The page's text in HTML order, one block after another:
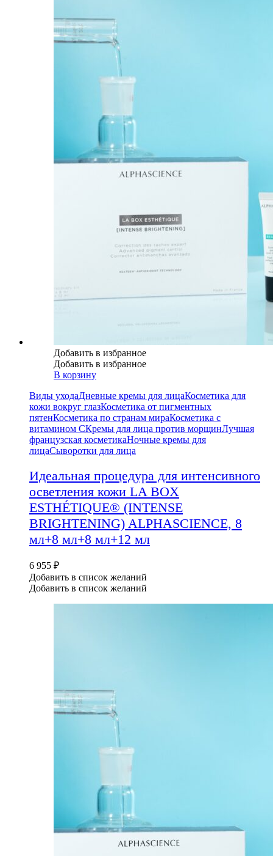
Добавить в избранное
Добавить в избранное
В корзину
Виды уходаДневные кремы для лицаКосметика для
кожи вокруг глазКосметика от пигментных
пятенКосметика по странам мираКосметика с
витамином СКремы для лица против морщинЛучшая
французская косметикаНочные кремы для
лицаСыворотки для лица
Идеальная процедура для интенсивного
осветления кожи LA BOX
ESTHÉTIQUE® (INTENSE
BRIGHTENING) ALPHASCIENCE, 8
мл+8 мл+8 мл+12 мл
6 955 ₽
Добавить в список желаний
Добавить в список желаний